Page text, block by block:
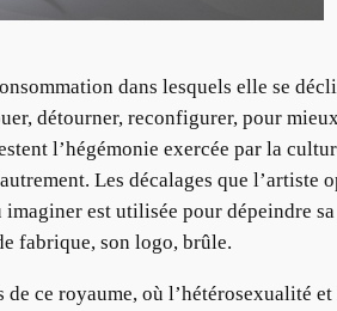
dans lesquels elle se
détourner, reconfigurer, pour
l’hégémonie exercée par la
Les décalages que l’artiste
est utilisée pour dépeindre sa
fabrique, son logo, brûle.
ce royaume, où l’hétérosexualité et